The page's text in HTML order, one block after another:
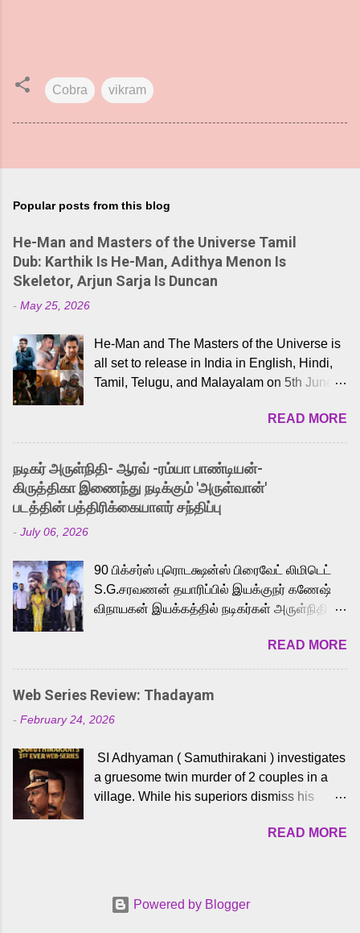
Cobra vikram
Popular posts from this blog
He-Man and Masters of the Universe Tamil
Dub: Karthik Is He-Man, Adithya Menon Is
Skeletor, Arjun Sarja Is Duncan
- May 25, 2026
He-Man and The Masters of the Universe is
all set to release in India in English, Hindi,
Tamil, Telugu, and Malayalam on 5th June,
received a lot of love from cult He-Man fans
and offered audiences an exciting glimpse
into the world of Eternia, the recently
released Tamil trailer has also generated
strong excitement among Tamil audiences.
Adding to the growing buzz is the film’s
to the iconic superhero He-Man. Known for
memorable songs like “Behene De” from
Raavan, “Oru Maalai” from Ghajini, and
loved for his versatile voice and strong
command over multiple languages, making
him a strong fit for the legendary character.
cinema, voices the menacing Skeletor
across the Tamil, Malayalam, and Telugu
versions. Joining them is Action King Arjun...
READ MORE
நடிகர் அருள்நிதி- ஆரவ் -ரம்யா பாண்டியன்-
கிருத்திகா இணைந்து நடிக்கும் 'அருள்வான்'
படத்தின் பத்திரிக்கையாளர் சந்திப்பு
- July 06, 2026
90 பிக்சர்ஸ் புரொடக்ஷன்ஸ் பிரைவேட் லிமிடெட்
S.G.சரவணன் தயாரிப்பில் இயக்குநர் கணேஷ்
விநாயகன் இயக்கத்தில் நடிகர்கள் அருள்நிதி -
முக்கிய வேடத்தில் இணைந்து நடித்திருக்கும்
'அருள்வான்' திரைப்படத்தினை
பத்திரிக்கையாளர் சந்திப்பு சென்னையில்
நடைபெற்றது. இயக்குநர் கணேஷ் விநாயகன்
இயக்கத்தில் உருவாகியுள்ள 'அருள்வான்'
வெங்கட், ரம்யா பாண்டியன், வி டி வி கணேஷ் ,
ஜான் விஜய், பேபி கிருத்திகா, 'பருத்திவீரன்'
சரவணன், ஹரிஷ் உத்தமன் உள்ளிட்ட பலர்
செய்திருக்கும் இந்த திரைப்படத்திற்கு ஜீ. வி.
கவனிக்க.. லாரன்ஸ் கிஷோர் படத் தொகுப்பு
READ MORE
Web Series Review: Thadayam
- February 24, 2026
SI Adhyaman ( Samuthirakani ) investigates
a gruesome twin murder of 2 couples in a
village. While his superiors dismiss his
Sshivada ) believes in him and makes him
hamlet in a border town in Andhra Pradesh.
READ MORE
Powered by Blogger